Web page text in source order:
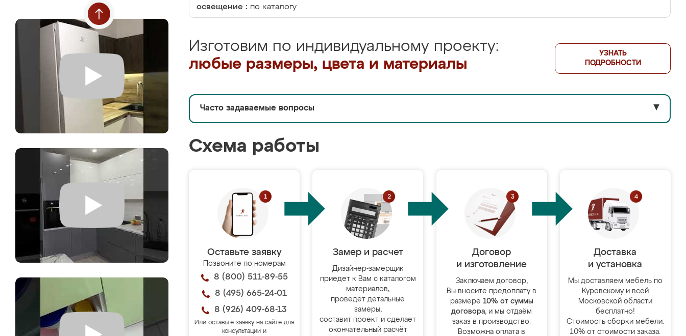
освещение : по каталогу
Изготовим по индивидуальному проекту:
любые размеры, цвета и материалы
УЗНАТЬ
ПОДРОБНОСТИ
Часто задаваемые вопросы ▼
Схема работы
Оставьте заявку
Позвоните по номерам
8 (800) 511-89-55
8 (495) 665-24-01
8 (926) 409-68-13
Или оставьте заявку на сайте для
консультации и
Замер и расчет
Дизайнер-замерщик
приедет к Вам с каталогом
материалов,
проведёт детальные
замеры,
составит проект и сделает
окончательный расчёт
Договор
и изготовление
Заключаем договор,
Вы вносите предоплату в
размере 10% от суммы
договора, и мы отдаём
заказ в производство.
Возможна оплата в
Доставка
и установка
Мы доставляем мебель по
Куровскому и всей
Московской области
бесплатно!
Стоимость сборки мебели:
10% от стоимости заказа.